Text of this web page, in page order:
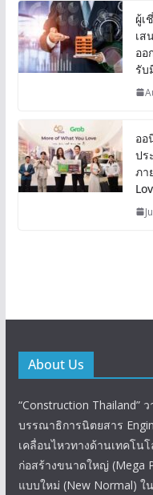
ผู้เ
เส
ออ
รับ
ออ
ปร
ภา
About Us
“Construction Thailand”
บรรณาธิการนิตยสาร
เคลื่อนไหวทางด้านเทคโน
ก่อสร้างขนาดใหญ่ (Mega
แบบใหม่ (New Normal) ใ